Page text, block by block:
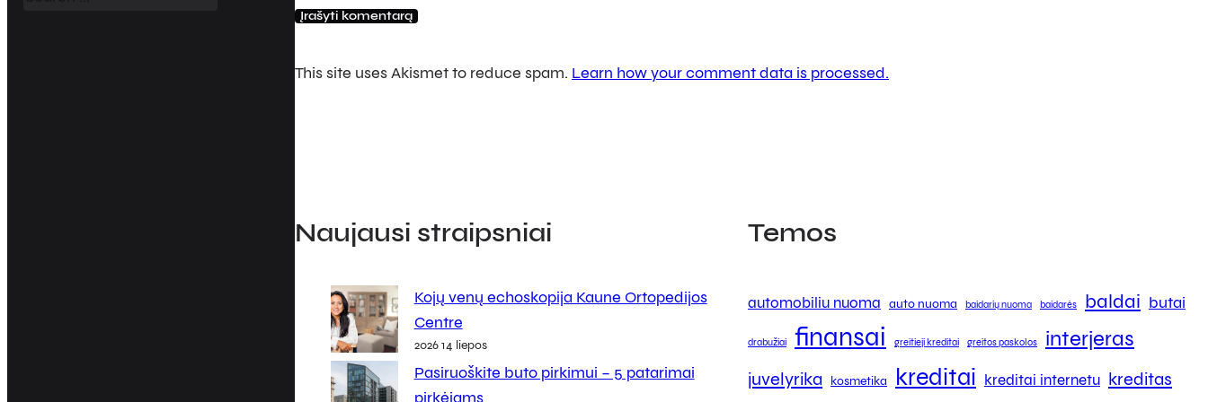
This site uses Akismet to reduce spam. Learn how your comment data is processed.
Naujausi straipsniai
Kojų venų echoskopija Kaune Ortopedijos
Centre
2026 14 liepos
Pasiruoškite buto pirkimui – 5 patarimai
pirkėjams
Temos
automobiliu nuoma auto nuoma baidarių nuoma baidarės baldai butai
drabužiai finansai greitieji kreditai greitos paskolos interjeras
juvelyrika kosmetika kreditai kreditai internetu kreditas